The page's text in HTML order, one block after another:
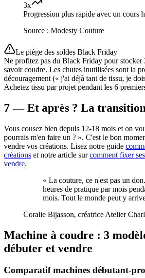
3x
Progression plus rapide avec un cours
Source : Modesty Couture
Le piège des soldes Black Friday
Ne profitez pas du Black Friday pour stocker
savoir coudre. Les chutes inutilisées sont la
découragement (« j'ai déjà tant de tissu, je
Achetez tissu par projet pendant les 6
7 — Et après ? La
Vous cousez bien depuis 12-18 mois et on
pourrais m'en faire un ? ». C'est le bon
vendre vos créations. Lisez notre guide
créations et notre article surcomment fixer
vendre.
« La couture, ce n'est pas un
heures de pratique par mois
mois. Tout le monde peut y
Coralie Bijasson, créatrice Atelier
Machine à coudre : 3
débuter et vendre
Comparatif machines débutant-pro